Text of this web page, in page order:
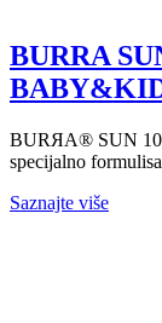
BURRA
BURЯA® SUN
specijalno
Saznajte više